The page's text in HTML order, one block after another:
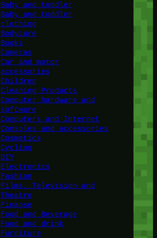
Baby and toddler
Baby and toddler
clothing
Bodycare
Books
Cameras
Car and motor
accessories
Children
Cleaning Products
Computer hardware and
software
Computers and Internet
Consoles and accessories
Cosmetics
Cycling
DIY
Electronics
Fashion
Films, Television and
Theatre
Finanse
Food and Beverage
Food and drink
Furniture